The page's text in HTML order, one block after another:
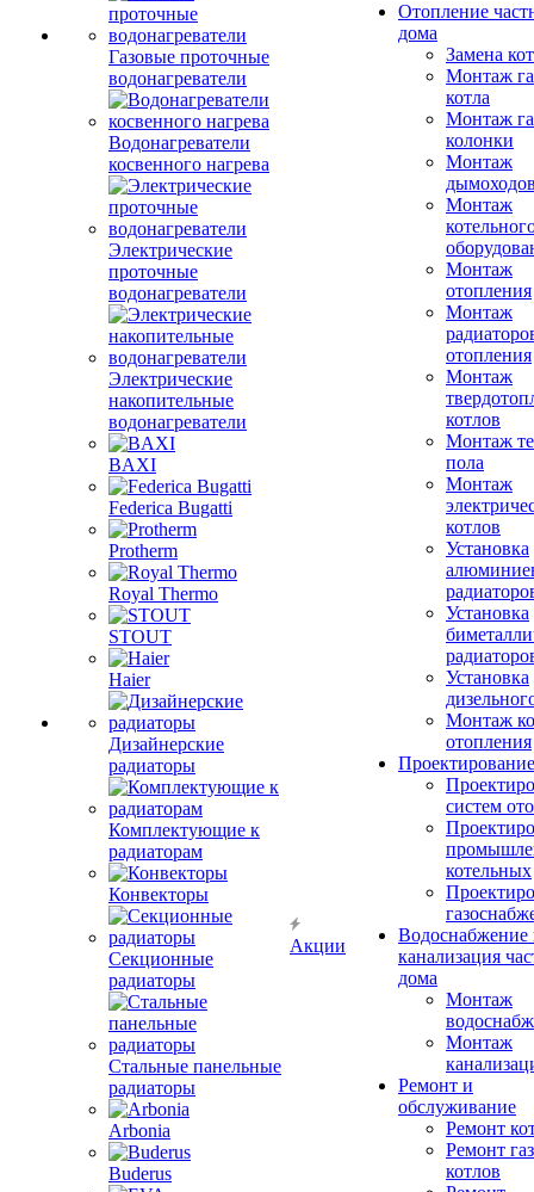
Газовые проточные
водонагреватели
Водонагреватели
косвенного нагрева
Электрические
проточные
водонагреватели
Электрические
накопительные
водонагреватели
BAXI
Federica Bugatti
Protherm
Royal Thermo
STOUT
Haier
Дизайнерские
радиаторы
Комплектующие к
радиаторам
Конвекторы
Секционные
радиаторы
Стальные панельные
радиаторы
Arbonia
Buderus
Акции
Отопление
дома
Замена
Монтаж
котла
Монтаж
колонки
Монтаж
Монтаж
Монтаж
отопления
Монтаж
отопления
Монтаж
котлов
Монтаж
пола
Монтаж
котлов
Установка
Установка
Установка
Монтаж
отопления
Проектирование
систем
котельных
Водоснабжение
канализация
дома
Монтаж
Монтаж
Ремонт и
обслуживание
Ремонт
Ремонт
котлов